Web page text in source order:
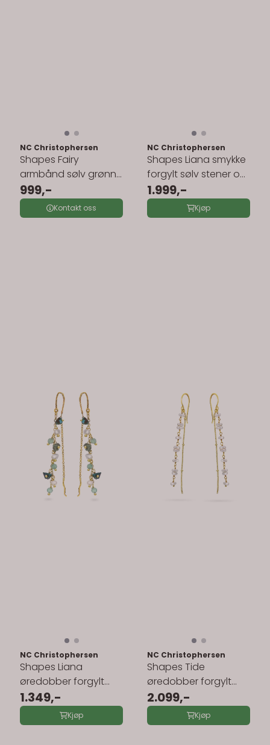
NC Christophersen
Shapes Fairy
armbånd sølv grønn
og lyse stener 240433
999,-
Kontakt oss
NC Christophersen
Shapes Liana smykke
forgylt sølv stener og
perler 240443
1.999,-
Kjøp
NC Christophersen
Shapes Liana
øredobber forgylt
sølv stener og perler
240442
1.349,-
Kjøp
NC Christophersen
Shapes Tide
øredobber forgylt
sølv perler 240454
2.099,-
Kjøp